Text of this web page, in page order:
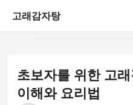
고래감자탕
게시판
초보자를 위한 고
이해와 요리법